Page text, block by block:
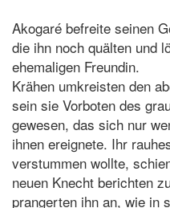
Akogaré befreite seinen
die ihn noch quälten und
ehemaligen Freundin.
Krähen umkreisten den
sein sie Vorboten des
gewesen, das sich nur
ihnen ereignete. Ihr
verstummen wollte,
neuen Knecht berichten
prangerten ihn an, wie in